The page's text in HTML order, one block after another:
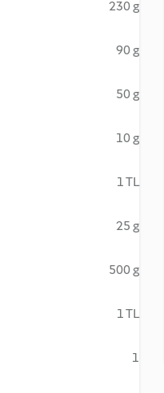
230 g
90 g
50 g
10 g
1 TL
25 g
500 g
1 TL
1